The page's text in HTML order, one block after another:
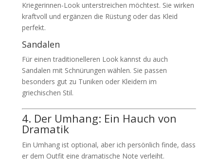
Kriegerinnen-Look unterstreichen möchtest. Sie wirken
kraftvoll und ergänzen die Rüstung oder das Kleid
perfekt.
Sandalen
Für einen traditionelleren Look kannst du auch
Sandalen mit Schnürungen wählen. Sie passen
besonders gut zu Tuniken oder Kleidern im
griechischen Stil.
4. Der Umhang: Ein Hauch von
Dramatik
Ein Umhang ist optional, aber ich persönlich finde, dass
er dem Outfit eine dramatische Note verleiht.